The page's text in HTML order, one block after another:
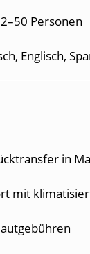
2–50 Personen
Englisch,
in
mit